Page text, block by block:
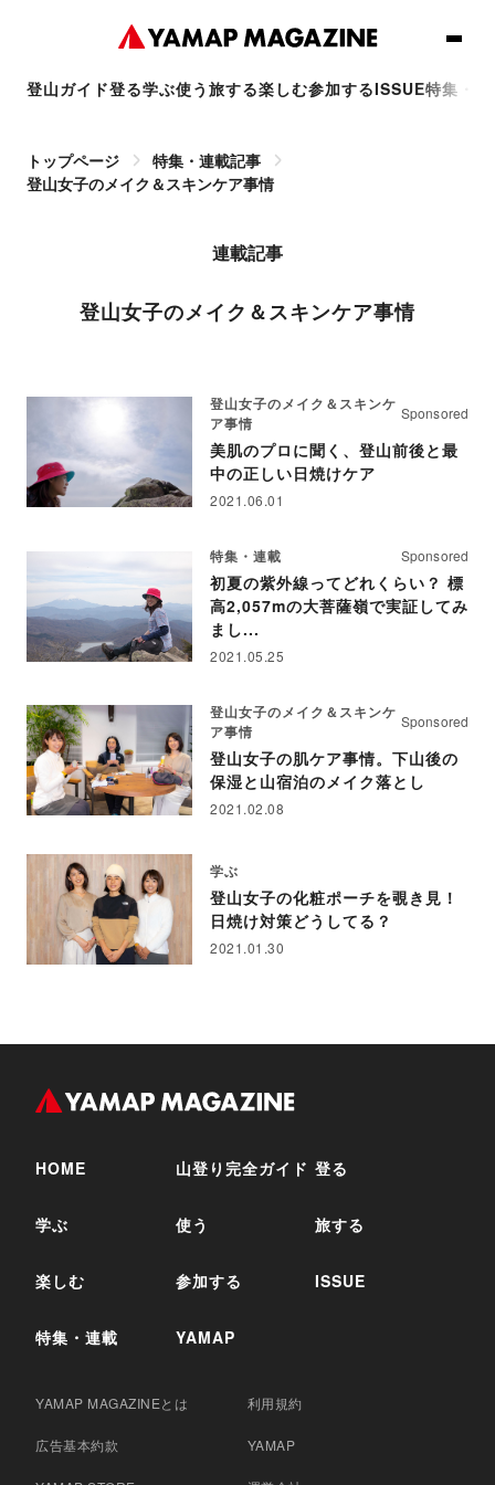
登山ガイド登る学ぶ使う 旅する楽しむ参加するISSUE特集・
トップページ
特集・連載記事
登山女子のメイク＆スキンケア事情
連載記事
登山女子のメイク＆スキンケア事情
登山女子のメイク＆スキンケ
ア事情
Sponsored
美肌のプロに聞く、登山前後と最
中の正しい日焼けケア
2021.06.01
特集・連載 Sponsored
初夏の紫外線ってどれくらい？ 標
高2,057mの大菩薩嶺で実証してみ
まし...
2021.05.25
登山女子のメイク＆スキンケ
ア事情
Sponsored
登山女子の肌ケア事情。下山後の
保湿と山宿泊のメイク落とし
2021.02.08
学ぶ
登山女子の化粧ポーチを覗き見！
日焼け対策どうしてる？
2021.01.30
HOME 山登り完全ガイド 登る
学ぶ 使う 旅する
楽しむ 参加する ISSUE
特集・連載 YAMAP
YAMAP MAGAZINEとは 利用規約
広告基本約款 YAMAP